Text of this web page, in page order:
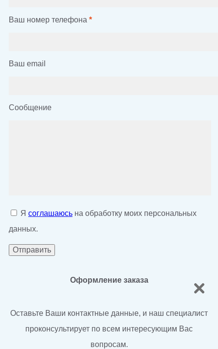
Ваш номер телефона *
Ваш email
Сообщение
Я соглашаюсь на обработку моих персональных
данных.
Оформление заказа
Оставьте Ваши контактные данные, и наш специалист
проконсультирует по всем интересующим Вас
вопросам.